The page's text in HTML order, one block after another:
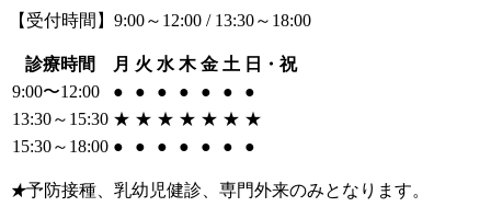
【受付時間】9:00～12:00 / 13:30～18:00
診療時間 月 火 水 木 金 土 日・祝
9:00〜12:00
● ● ● ● ● ●
●
13:30～15:30 ★ ★ ★ ★ ★ ★ ★
15:30～18:00 ● ● ● ● ● ● ●
★予防接種、乳幼児健診、専門外来のみとなります。